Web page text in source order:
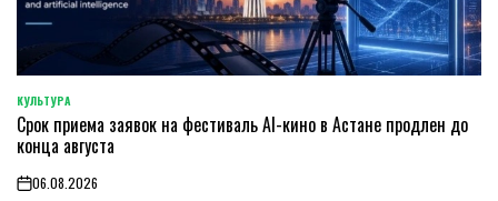
POSTED
IN
КУЛЬТУРА
Срок приема заявок на фестиваль AI-кино в Астане продлен до
конца августа
on06.08.2026